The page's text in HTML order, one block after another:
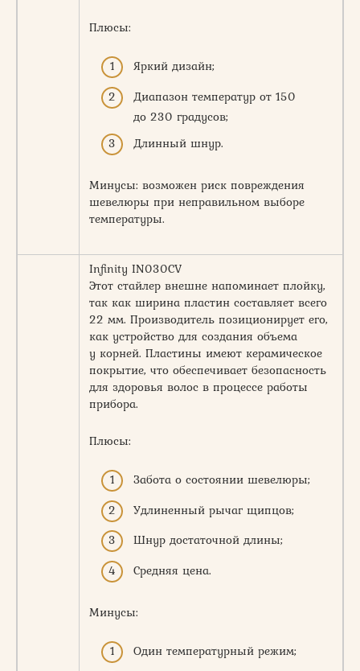
Плюсы:
Яркий дизайн;
Диапазон температур от 150
до 230 градусов;
Длинный шнур.
Минусы: возможен риск повреждения
шевелюры при неправильном выборе
температуры.
Infinity IN030CV
Этот стайлер внешне напоминает плойку,
так как ширина пластин составляет всего
22 мм. Производитель позиционирует его,
как устройство для создания объема
у корней. Пластины имеют керамическое
покрытие, что обеспечивает безопасность
для здоровья волос в процессе работы
прибора.
Плюсы:
Забота о состоянии шевелюры;
Удлиненный рычаг щипцов;
Шнур достаточной длины;
Средняя цена.
Минусы:
Один температурный режим;